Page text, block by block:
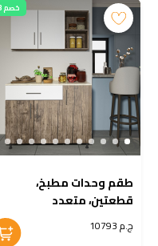
خصم 23%
طقم وحدات مطبخ،
قطعتين، متعدد
الألوان - KM-EG38-187ج.م 10793